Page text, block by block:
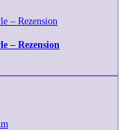
– Rezension